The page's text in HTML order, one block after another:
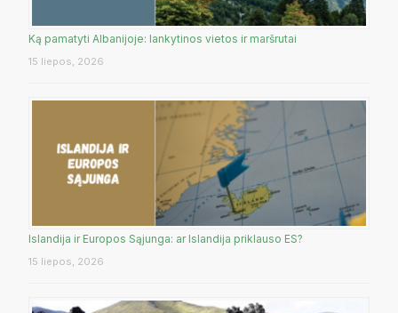
Ką pamatyti Albanijoje: lankytinos vietos ir maršrutai
15 liepos, 2026
Islandija ir Europos Sąjunga: ar Islandija priklauso ES?
15 liepos, 2026